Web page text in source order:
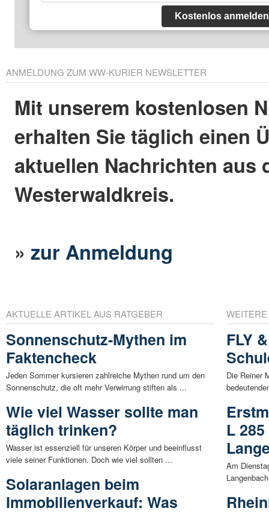
Kostenlos anmelden
ANMELDUNG ZUM WW-KURIER NEWSLETTER
Mit unserem kostenlosen
erhalten Sie täglich einen
aktuellen Nachrichten aus
Westerwaldkreis.
»zur Anmeldung
AKTUELLE ARTIKEL AUS RATGEBER
Sonnenschutz-Mythen im
Faktencheck
Jeden Sommer kursieren zahlreiche Mythen rund um den
Sonnenschutz, die oft mehr Verwirrung stiften als ...
Wie viel Wasser sollte man
täglich trinken?
Wasser ist essenziell für unseren Körper und beeinflusst
viele seiner Funktionen. Doch wie viel sollten ...
Solaranlagen beim
Immobilienverkauf: Was
FLY
Die Reiner
L
Am